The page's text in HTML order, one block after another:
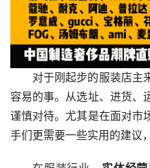
对于刚起步的服装店主
容易的事。从选址、进货、
谨慎对待。尤其是在面对市
手们更需要一些实用的建议